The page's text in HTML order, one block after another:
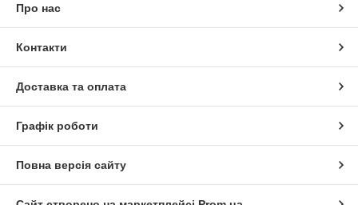
Про нас
Контакти
Доставка та оплата
Графік роботи
Повна версія сайту